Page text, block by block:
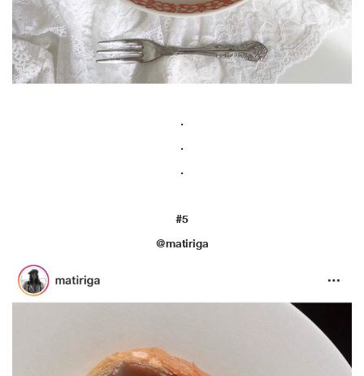
.
.
.
#5
@matiriga